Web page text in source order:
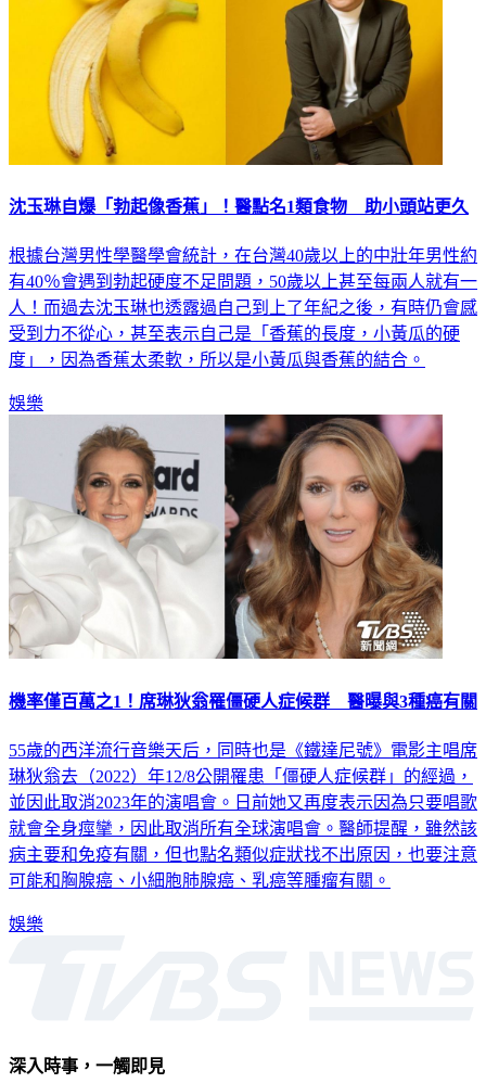
沈玉琳自爆「勃起像香蕉」！醫點名1類食物 助小頭站更久
根據台灣男性學醫學會統計，在台灣40歲以上的中壯年男性約
有40％會遇到勃起硬度不足問題，50歲以上甚至每兩人就有一
人！而過去沈玉琳也透露過自己到上了年紀之後，有時仍會感
受到力不從心，甚至表示自己是「香蕉的長度，小黃瓜的硬
度」，因為香蕉太柔軟，所以是小黃瓜與香蕉的結合。
娛樂
機率僅百萬之1！席琳狄翁罹僵硬人症候群 醫曝與3種癌有關
55歲的西洋流行音樂天后，同時也是《鐵達尼號》電影主唱席
琳狄翁去（2022）年12/8公開罹患「僵硬人症候群」的經過，
並因此取消2023年的演唱會。日前她又再度表示因為只要唱歌
就會全身痙攣，因此取消所有全球演唱會。醫師提醒，雖然該
病主要和免疫有關，但也點名類似症狀找不出原因，也要注意
可能和胸腺癌、小細胞肺腺癌、乳癌等腫瘤有關。
娛樂
深入時事，一觸即見